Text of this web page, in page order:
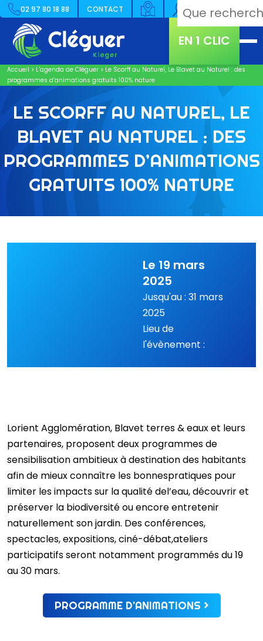
02 97 80 18 88 CONTACT
EN 1 CLIC
Accueil > L’agenda de Cléguer > Le Scorff au Naturel, Le Blavet au Naturel : des
programmes d’animations gratuits 100% nature
LE SCORFF AU NATUREL, LE
BLAVET AU NATUREL : DES
PROGRAMMES D’ANIMATIONS
GRATUITS 100% NATURE
Le 19 mars
2025
Jusqu'au : 31 mars
2025
Lieu de
l'évènement :
Lorient Agglomération, Blavet terres & eaux et leurs
partenaires, proposent deux programmes de
sensibilisation ambitieux à destination des habitants
afin de mieux connaître les bonnespratiques pour
limiter les impacts sur la qualité del’eau, découvrir et
préserver la biodiversité ou encore entretenir
naturellement son jardin. Des conférences,
spectacles, expositions, ciné-débat,ateliers
participatifs seront notamment programmés du 19
au 30 mars.
PROGRAMME D'ANIMATIONS